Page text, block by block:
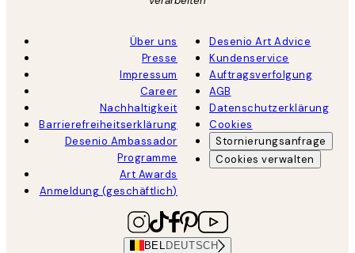
Über uns
Presse
Impressum
Career
Nachhaltigkeit
Barrierefreiheitserklärung
Desenio Ambassador
Programme
Art Awards
Anmeldung (geschäftlich)
Desenio Art Advice
Kundenservice
Auftragsverfolgung
AGB
Datenschutzerklärung
Cookies
Stornierungsanfrage
Cookies verwalten
BEL DEUTSCH